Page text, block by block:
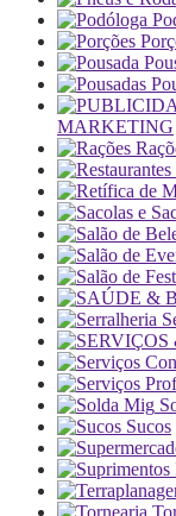
MARKETING
Sucos